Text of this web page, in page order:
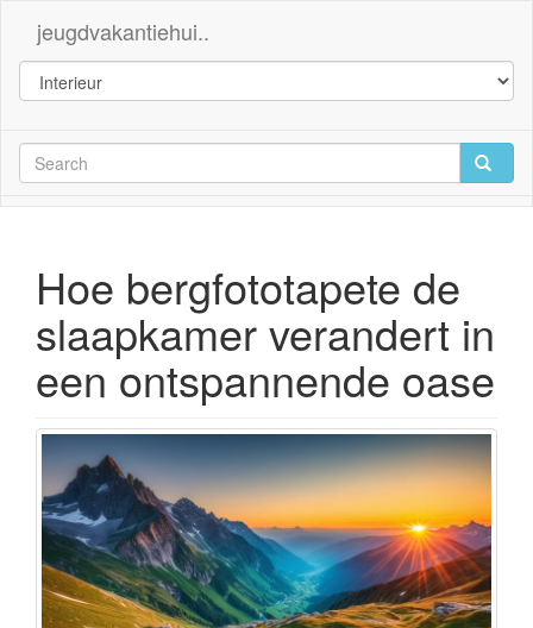
jeugdvakantiehui..
Hoe bergfototapete de
slaapkamer verandert in
een ontspannende oase